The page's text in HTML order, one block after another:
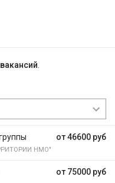
от 46600 руб
НМО"
от 75000 руб